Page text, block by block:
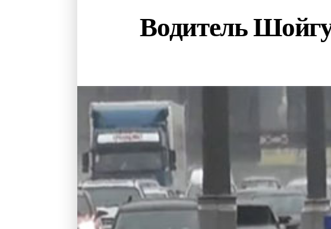
Водитель